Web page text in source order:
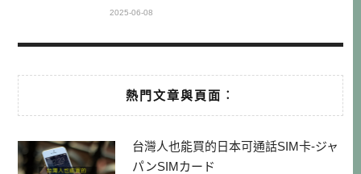
2025-06-08
熱門文章與頁面︰
台灣人也能買的日本可通話SIM卡-ジャ
パンSIMカード